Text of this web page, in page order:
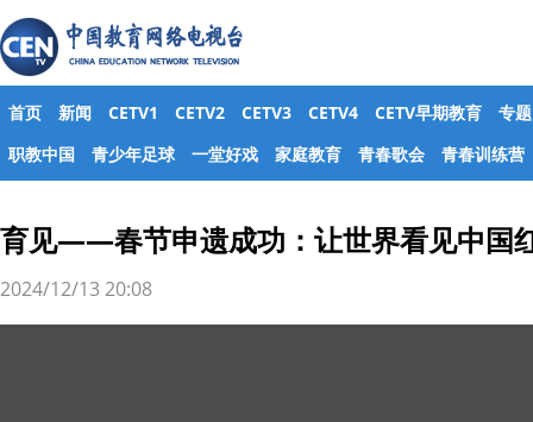
首页 新闻 CETV1 CETV2 CETV3 CETV4 CETV早期教育
专题
职教中国
青少年足球 一堂好戏 家庭教育 青春歌会 青春训练营
育见——春节申遗成功：让世界看见中国
2024/12/13 20:08